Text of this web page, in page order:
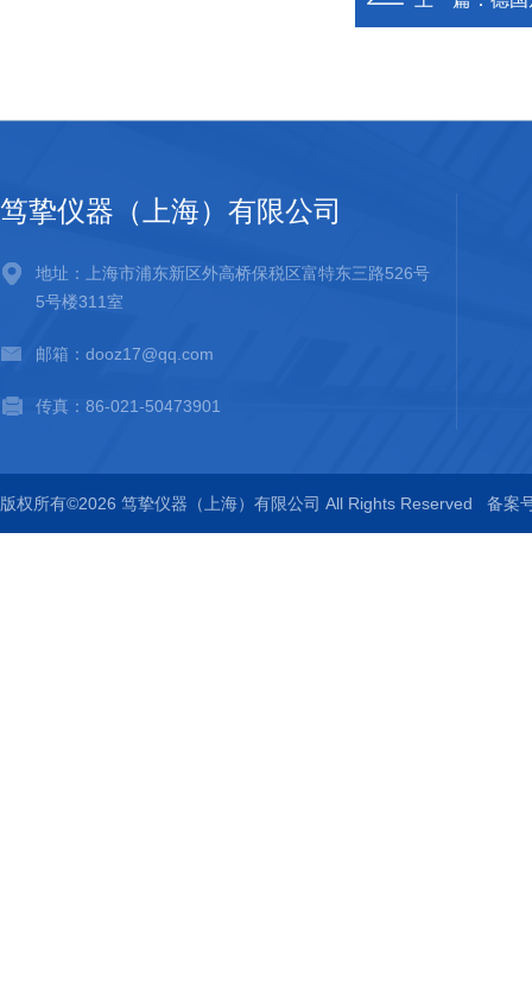
笃挚仪器（上海）有限公司
地址：上海市浦东新区外高桥保税区富特东三路526号
5号楼311室
邮箱：dooz17@qq.com
传真：86-021-50473901
版权所有©2026 笃挚仪器（上海）有限公司 All Rights Reserved 备案